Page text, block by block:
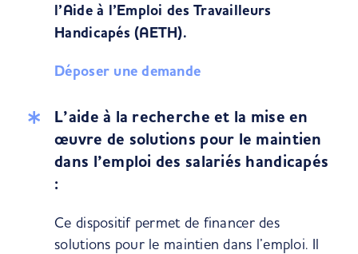
l’Aide à l’Emploi des Travailleurs
Handicapés (AETH).
Déposer une demande
L’aide à la recherche et la mise en
œuvre de solutions pour le maintien
dans l’emploi des salariés handicapés
:
Ce dispositif permet de financer des
solutions pour le maintien dans l’emploi. Il